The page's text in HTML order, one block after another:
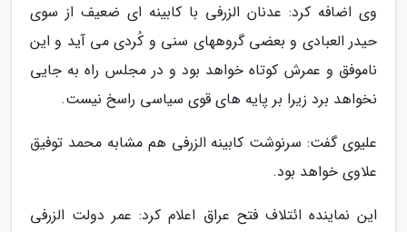
وی اضافه کرد: عدنان الزرفی با کابینه ای ضعیف از سوی
حیدر العبادی و بعضی گروههای سنی و کُردی می آید و این
ناموفق و عمرش کوتاه خواهد بود و در مجلس راه به جایی
نخواهد برد زیرا بر پایه های قوی سیاسی راسخ نیست.
علیوی گفت: سرنوشت کابینه الزرفی هم مشابه محمد توفیق
علاوی خواهد بود.
این نماینده ائتلاف فتح عراق اعلام کرد: عمر دولت الزرفی